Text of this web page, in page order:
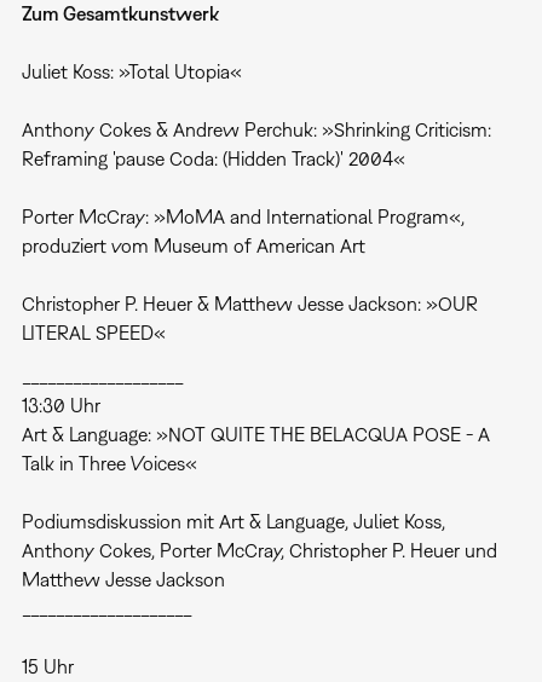
Zum Gesamtkunstwerk
Juliet Koss: »Total Utopia«
Anthony Cokes & Andrew Perchuk: »Shrinking Criticism:
Reframing 'pause Coda: (Hidden Track)' 2004«
Porter McCray: »MoMA and International Program«,
produziert vom Museum of American Art
Christopher P. Heuer & Matthew Jesse Jackson: »OUR
LITERAL SPEED«
13:30 Uhr
Art & Language: »NOT QUITE THE BELACQUA POSE - A
Talk in Three Voices«
Podiumsdiskussion mit Art & Language, Juliet Koss,
Anthony Cokes, Porter McCray, Christopher P. Heuer und
Matthew Jesse Jackson
15 Uhr